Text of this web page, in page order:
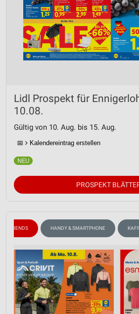
Lidl Prospekt für
10.08.
Gültig von 10. Aug. bis 15. Aug.
📅 Kalendereintrag erstellen
PROSPEKT
HANDY & SMARTPHONE